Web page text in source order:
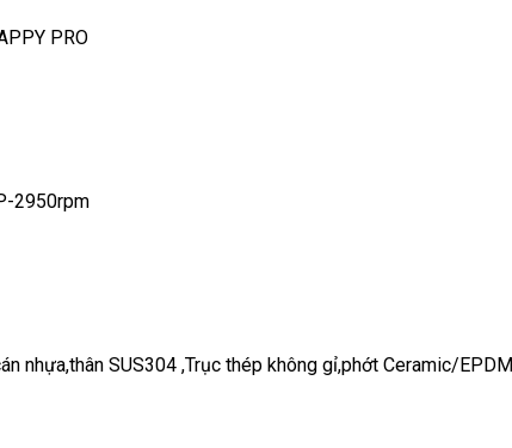
PRO
2950rpm
nhựa,thân SUS304 ,Trục thép không gỉ,phớt Ceramic/EPDM